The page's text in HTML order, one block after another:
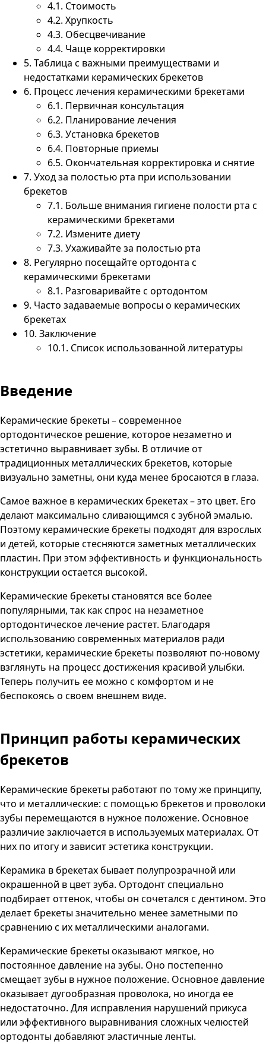
4.1. Стоимость
4.2. Хрупкость
4.3. Обесцвечивание
4.4. Чаще корректировки
5. Таблица с важными преимуществами и
недостатками керамических брекетов
6. Процесс лечения керамическими брекетами
6.1. Первичная консультация
6.2. Планирование лечения
6.3. Установка брекетов
6.4. Повторные приемы
6.5. Окончательная корректировка и снятие
7. Уход за полостью рта при использовании
брекетов
7.1. Больше внимания гигиене полости рта с
керамическими брекетами
7.2. Измените диету
7.3. Ухаживайте за полостью рта
8. Регулярно посещайте ортодонта с
керамическими брекетами
8.1. Разговаривайте с ортодонтом
9. Часто задаваемые вопросы о керамических
брекетах
10. Заключение
10.1. Список использованной литературы
Введение
Керамические брекеты – современное
ортодонтическое решение, которое незаметно и
эстетично выравнивает зубы. В отличие от
традиционных металлических брекетов, которые
визуально заметны, они куда менее бросаются в глаза.
Самое важное в керамических брекетах– это цвет. Его
делают максимально сливающимся с зубной эмалью.
Поэтому керамические брекеты подходят для взрослых
и детей, которые стесняются заметных металлических
пластин. При этом эффективность и функциональность
конструкции остается высокой.
Керамические брекеты становятся все более
популярными, так как спрос на незаметное
ортодонтическое лечение растет. Благодаря
использованию современных материалов ради
эстетики, керамические брекеты позволяют по-новому
взглянуть на процесс достижения красивой улыбки.
Теперь получить ее можно с комфортом и не
беспокоясь о своем внешнем виде.
Принцип работы керамических
брекетов
Керамические брекеты работают по тому же принципу,
что и металлические: с помощью брекетов и проволоки
зубы перемещаются в нужное положение. Основное
различие заключается в используемых материалах. От
них по итогу и зависит эстетика конструкции.
Керамика в брекетах бывает полупрозрачной или
окрашенной в цвет зуба. Ортодонт специально
подбирает оттенок, чтобы он сочетался с дентином. Это
делает брекеты значительно менее заметными по
сравнению с их металлическими аналогами.
Керамические брекеты оказывают мягкое, но
постоянное давление на зубы. Оно постепенно
смещает зубы в нужное положение. Основное давление
оказывает дугообразная проволока, но иногда ее
недостаточно. Для исправления нарушений прикуса
или эффективного выравнивания сложных челюстей
ортодонты добавляют эластичные ленты.